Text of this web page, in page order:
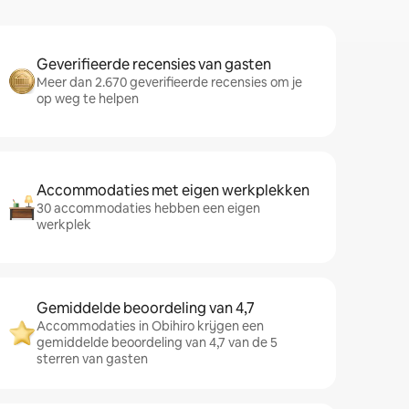
Geverifieerde recensies van gasten
Meer dan 2.670 geverifieerde recensies om je
op weg te helpen
Accommodaties met eigen werkplekken
30 accommodaties hebben een eigen
werkplek
Gemiddelde beoordeling van 4,7
Accommodaties in Obihiro krijgen een
gemiddelde beoordeling van 4,7 van de 5
sterren van gasten